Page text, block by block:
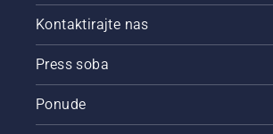
Kontaktirajte nas
Press soba
Ponude